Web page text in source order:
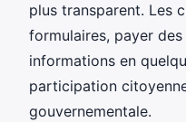
plus transparent. Les
formulaires, payer
informations en
participation
gouvernementale.